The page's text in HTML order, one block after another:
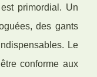
est primordial. Un
des gants
Le
conforme aux